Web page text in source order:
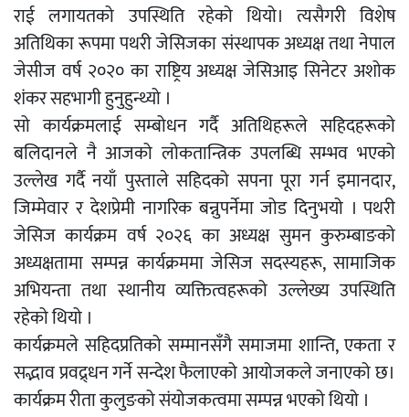
राई लगायतको उपस्थिति रहेको थियो। त्यसैगरी विशेष
अतिथिका रूपमा पथरी जेसिजका संस्थापक अध्यक्ष तथा नेपाल
जेसीज वर्ष २०२० का राष्ट्रिय अध्यक्ष जेसिआइ सिनेटर अशोक
शंकर सहभागी हुनुहुन्थ्यो ।
सो कार्यक्रमलाई सम्बोधन गर्दै अतिथिहरूले सहिदहरूको
बलिदानले नै आजको लोकतान्त्रिक उपलब्धि सम्भव भएको
उल्लेख गर्दै नयाँ पुस्ताले सहिदको सपना पूरा गर्न इमानदार,
जिम्मेवार र देशप्रेमी नागरिक बन्नुपर्नेमा जोड दिनुभयो । पथरी
जेसिज कार्यक्रम वर्ष २०२६ का अध्यक्ष सुमन कुरुम्बाङको
अध्यक्षतामा सम्पन्न कार्यक्रममा जेसिज सदस्यहरू, सामाजिक
अभियन्ता तथा स्थानीय व्यक्तित्वहरूको उल्लेख्य उपस्थिति
रहेको थियो ।
कार्यक्रमले सहिदप्रतिको सम्मानसँगै समाजमा शान्ति, एकता र
सद्भाव प्रवद्र्धन गर्ने सन्देश फैलाएको आयोजकले जनाएको छ।
कार्यक्रम रीता कुलुङको संयोजकत्वमा सम्पन्न भएको थियो ।